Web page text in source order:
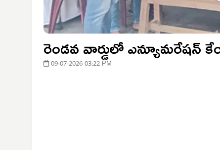
రెండవ వార్డులో ఎన్యూమరేషన్
09-07-2026 03:22 PM